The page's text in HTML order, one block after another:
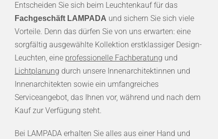
Entscheiden Sie sich beim Leuchtenkauf für das
Fachgeschäft LAMPADA und sichern Sie sich viele
Vorteile. Denn das dürfen Sie von uns erwarten: eine
sorgfältig ausgewählte Kollektion erstklassiger Design-
Leuchten, eine professionelle Fachberatung und
Lichtplanung durch unsere Innenarchitektinnen und
Innenarchitekten sowie ein umfangreiches
Serviceangebot, das Ihnen vor, während und nach dem
Kauf zur Verfügung steht.
Bei LAMPADA erhalten Sie alles aus einer Hand und